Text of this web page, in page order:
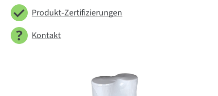
Produkt-Zertifizierungen
Kontakt